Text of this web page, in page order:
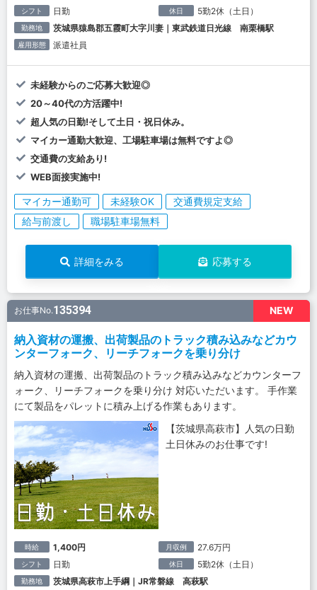
シフト 日勤 休日 5勤2休（土日）
勤務地 茨城県猿島郡五霞町大字川妻｜東武鉄道日光線 南栗橋駅
雇用形態 派遣社員
未経験からのご応募大歓迎◎
20～40代の方活躍中!
超人気の日勤!そして土日・祝日休み。
マイカー通勤大歓迎、工場駐車場は無料ですよ◎
交通費の支給あり!
WEB面接実施中!
マイカー通勤可 未経験OK
交通費規定支給
給与前渡し
職場駐車場無料
詳細をみる 応募する
NEW
お仕事No.135394
納入資材の運搬、出荷製品のトラック積み込みなどカウ
ンターフォーク、リーチフォークを乗り分け
納入資材の運搬、出荷製品のトラック積み込みなどカウンターフ
ォーク、リーチフォークを乗り分け 対応いただいます。 手作業
にて製品をパレットに積み上げる作業もあります。
【茨城県高萩市】人気の日勤
土日休みのお仕事です!
時給 1,400円 月収例 27.6万円
シフト 日勤 休日 5勤2休（土日）
勤務地 茨城県高萩市上手綱｜JR常磐線 高萩駅